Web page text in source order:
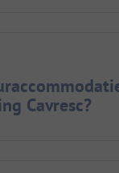
Cavresc?